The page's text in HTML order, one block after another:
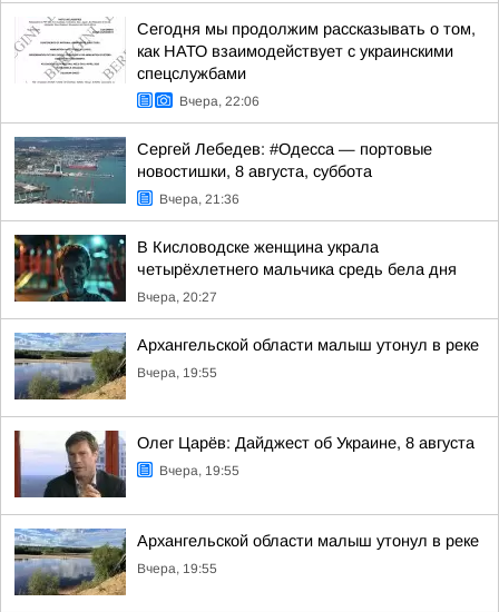
Сегодня мы продолжим рассказывать о том,
как НАТО взаимодействует с украинскими
спецслужбами
Вчера, 22:06
Сергей Лебедев: #Одесса — портовые
новостишки, 8 августа, суббота
Вчера, 21:36
В Кисловодске женщина украла
четырёхлетнего мальчика средь бела дня
Вчера, 20:27
Архангельской области малыш утонул в реке
Вчера, 19:55
Олег Царёв: Дайджест об Украине, 8 августа
Вчера, 19:55
Архангельской области малыш утонул в реке
Вчера, 19:55